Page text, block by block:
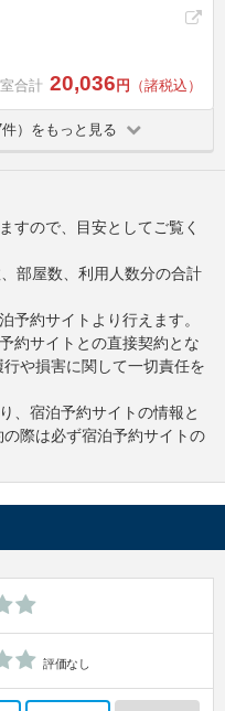
合計 20,036 円 （諸税込）
）をもっと見る
すので、目安としてご覧く
部屋数、利用人数分の合計
予約サイトより行えます。
約サイトとの直接契約とな
や損害に関して一切責任を
、宿泊予約サイトの情報と
際は必ず宿泊予約サイトの
評価なし